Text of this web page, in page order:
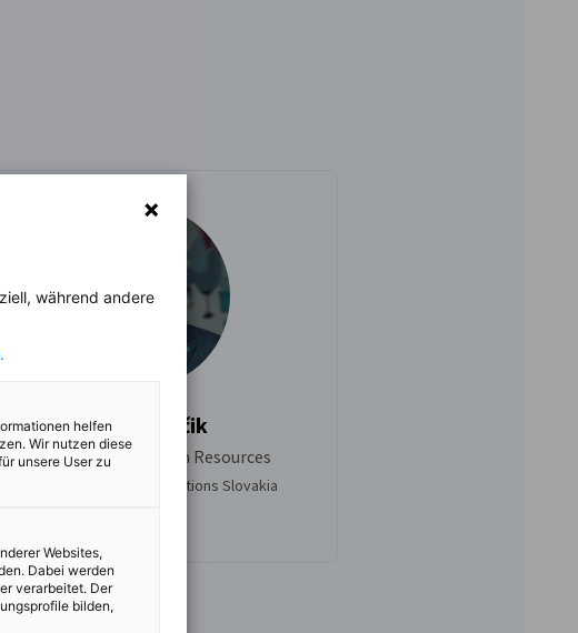
Igor Stančik
Vice President Human Resources
Deutsche Telekom IT Solutions Slovakia
während andere
helfen
Wir nutzen diese
unsere User zu
Websites,
Dabei werden
verarbeitet. Der
bilden,